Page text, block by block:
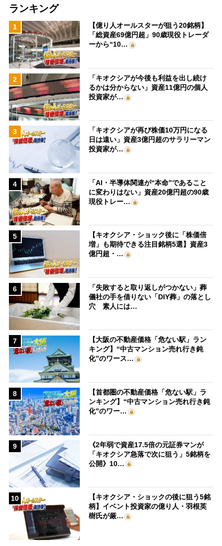
ランキング
1
【億り人オールスターが狙う20銘柄】
「総資産69億円超」90歳現役トレーダ
ーから“10…
2
「キオクシアが今後も利益を出し続け
るかは分からない」資産11億円の個人
投資家が…
3
「キオクシアが再び株価10万円になる
日は遠い」資産3億円超のサラリーマン
投資家が…
4
「AI・半導体関連が“本命”であること
に変わりはない」資産20億円超の90歳
現役トレー…
5
【キオクシア・ショック後に「株価倍
増」も期待できる注目銘柄5選】資産3
億円超・…
6
「失敗すると取り返しがつかない」葬
儀社の手を借りない「DIY葬」の落とし
穴 素人には…
7
【大阪の不動産価格「危ない駅」ラン
キング】“中古マンション売れ行き鈍
化”のワース…
8
【首都圏の不動産価格「危ない駅」ラ
ンキング】“中古マンション売れ行き鈍
化”のワー…
9
《2年弱で資産17.5倍の元証券マンが
「キオクシア急落で次に狙う」5銘柄を
公開》10…
10
【キオクシア・ショックの後に狙う5銘
柄】イベント投資家の億り人・羽根英
樹氏が厳…